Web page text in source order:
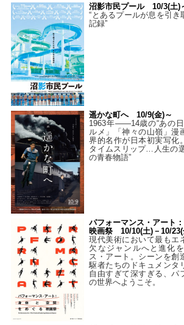
沼影市民プール 10/3(土)
“とあるプールが息を引
記録”
遥かな町へ 10/9(金)～
1963年――14歳の“あの
ルメ」「神々の山嶺」漫
界的名作が日本初実写化
タイムスリップ…人生の
の青春物語”
パフォーマンス・アート
映画祭 10/10(土)－10/23(
現代美術において最もエ
欠なジャンルへと進化
ス・アート。シーンを創
駆者たちのドキュメンタ
自由すぎて深すぎる、パ
の世界へようこそ。